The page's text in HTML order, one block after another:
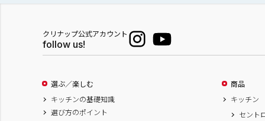
クリナップ公式アカウント
follow us!
選ぶ／楽しむ
キッチンの基礎知識
選び方のポイント
商品
キッチン
セント